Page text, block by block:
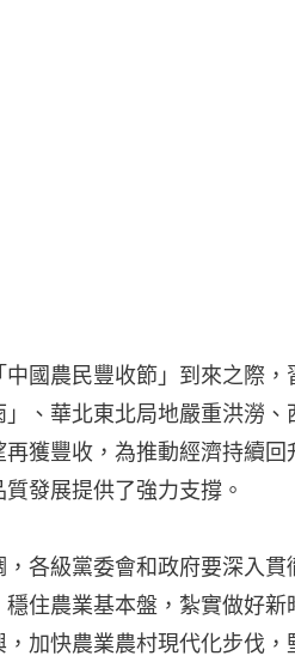
中國農民豐收節」到來之際
」、華北東北局地嚴重洪澇
再獲豐收，為推動經濟持續
發展提供了強力支撐。
，各級黨委會和政府要深入
穩住農業基本盤，紮實做好
加快農業農村現代化步伐，